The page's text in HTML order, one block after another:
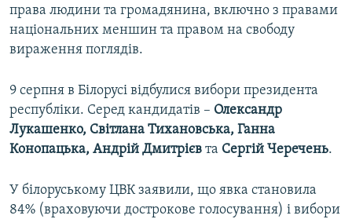
права людини та громадянина, включно з правами
національних меншин та правом на свободу
вираження поглядів.
9 серпня в Білорусі відбулися вибори президента
республіки. Серед кандидатів – Олександр
Лукашенко, Світлана Тихановська, Ганна
Конопацька, Андрій Дмитрієв та Сергій Черечень.
У білоруському ЦВК заявили, що явка становила
84% (враховуючи дострокове голосування) і вибори